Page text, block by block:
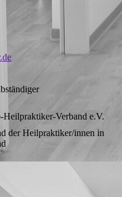
Verband e.V.
der Heilpraktiker/innen in